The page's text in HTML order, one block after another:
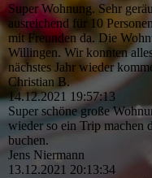
Super Wohnung. Sehr
ausreichend für 10
mit Freunden da. Die
Willingen. Wir konnten
nächstes Jahr wieder
Christian B.
14.12.2021 19:57:13
Super schöne große
wieder so ein Trip machen
buchen.
Jens Niermann
13.12.2021 20:13:34